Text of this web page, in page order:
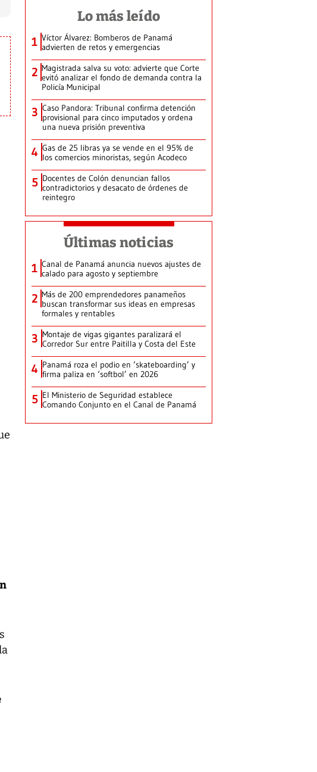
Lo más leído
1 Víctor Álvarez: Bomberos de Panamá
advierten de retos y emergencias
2 Magistrada salva su voto: advierte que Corte
evitó analizar el fondo de demanda contra la
Policía Municipal
3 Caso Pandora: Tribunal confirma detención
provisional para cinco imputados y ordena
una nueva prisión preventiva
4 Gas de 25 libras ya se vende en el 95% de
los comercios minoristas, según Acodeco
5 Docentes de Colón denuncian fallos
contradictorios y desacato de órdenes de
reintegro
Últimas noticias
1 Canal de Panamá anuncia nuevos ajustes de
calado para agosto y septiembre
2 Más de 200 emprendedores panameños
buscan transformar sus ideas en empresas
formales y rentables
3 Montaje de vigas gigantes paralizará el
Corredor Sur entre Paitilla y Costa del Este
4 Panamá roza el podio en ‘skateboarding’ y
firma paliza en ‘softbol’ en 2026
5 El Ministerio de Seguridad establece
Comando Conjunto en el Canal de Panamá